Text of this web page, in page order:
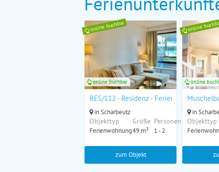
online buchbar
RES/112 - Residenz - Ferienwohnung
in Scharbeutz
Objekttyp
Ferienwohnung
Größe
49 m²
Personen
1 - 2
online buchbar
zum Objekt
online
in
Objekttyp
online